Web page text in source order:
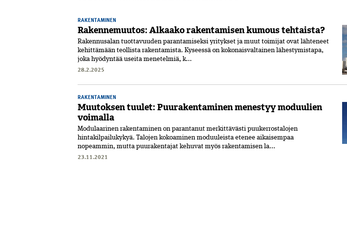
RAKENTAMINEN
Rakennemuutos: Alkaako rakentamisen kumous tehtaista?
Rakennusalan tuottavuuden parantamiseksi yritykset ja muut toimijat ovat lähteneet
kehittämään teollista rakentamista. Kyseessä on kokonaisvaltainen lähestymistapa,
joka hyödyntää useita menetelmiä, k...
28.2.2025
RAKENTAMINEN
Muutoksen tuulet: Puurakentaminen menestyy moduulien
voimalla
Modulaarinen rakentaminen on parantanut merkittävästi puukerrostalojen
hintakilpailukykyä. Talojen kokoaminen moduuleista etenee aikaisempaa
nopeammin, mutta puurakentajat kehuvat myös rakentamisen la...
23.11.2021